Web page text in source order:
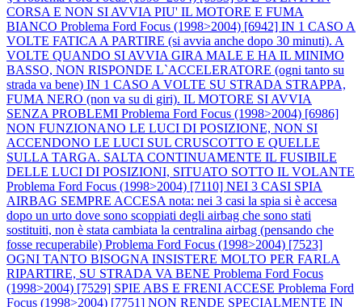
CORSA E NON SI AVVIA PIU' IL MOTORE E FUMA
BIANCO Problema Ford Focus (1998>2004) [6942] IN 1 CASO A
VOLTE FATICA A PARTIRE (si avvia anche dopo 30 minuti). A
VOLTE QUANDO SI AVVIA GIRA MALE E HA IL MINIMO
BASSO, NON RISPONDE L`ACCELERATORE (ogni tanto su
strada va bene) IN 1 CASO A VOLTE SU STRADA STRAPPA,
FUMA NERO (non va su di giri). IL MOTORE SI AVVIA
SENZA PROBLEMI Problema Ford Focus (1998>2004) [6986]
NON FUNZIONANO LE LUCI DI POSIZIONE, NON SI
ACCENDONO LE LUCI SUL CRUSCOTTO E QUELLE
SULLA TARGA. SALTA CONTINUAMENTE IL FUSIBILE
DELLE LUCI DI POSIZIONI, SITUATO SOTTO IL VOLANTE
Problema Ford Focus (1998>2004) [7110] NEI 3 CASI SPIA
AIRBAG SEMPRE ACCESA nota: nei 3 casi la spia si è accesa
dopo un urto dove sono scoppiati degli airbag che sono stati
sostituiti, non è stata cambiata la centralina airbag (pensando che
fosse recuperabile) Problema Ford Focus (1998>2004) [7523]
OGNI TANTO BISOGNA INSISTERE MOLTO PER FARLA
RIPARTIRE, SU STRADA VA BENE Problema Ford Focus
(1998>2004) [7529] SPIE ABS E FRENI ACCESE Problema Ford
Focus (1998>2004) [7751] NON RENDE SPECIALMENTE IN